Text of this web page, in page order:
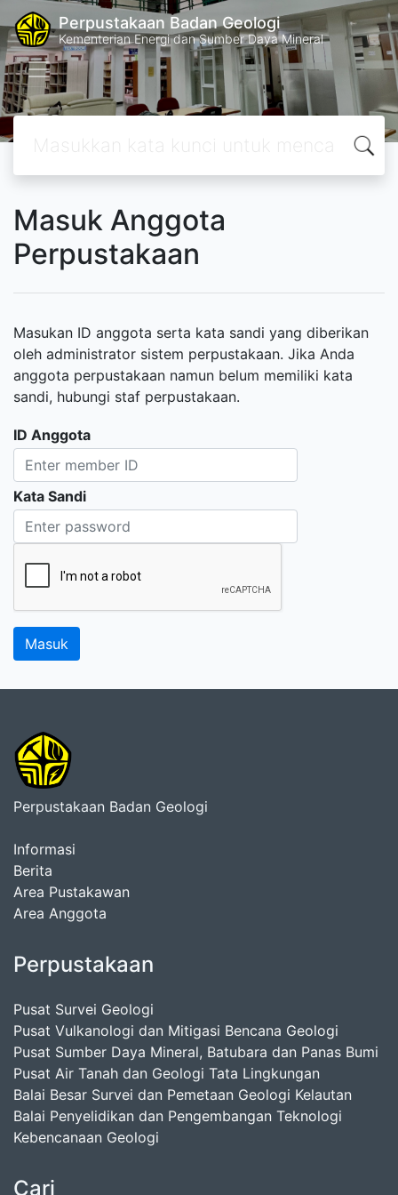
Perpustakaan Badan Geologi
Kementerian Energi dan Sumber Daya Mineral
Masuk Anggota
Perpustakaan
Masukan ID anggota serta kata sandi yang diberikan
oleh administrator sistem perpustakaan. Jika Anda
anggota perpustakaan namun belum memiliki kata
sandi, hubungi staf perpustakaan.
ID Anggota
Kata Sandi
Perpustakaan Badan Geologi
Informasi
Berita
Area Pustakawan
Area Anggota
Perpustakaan
Pusat Survei Geologi
Pusat Vulkanologi dan Mitigasi Bencana Geologi
Pusat Sumber Daya Mineral, Batubara dan Panas Bumi
Pusat Air Tanah dan Geologi Tata Lingkungan
Balai Besar Survei dan Pemetaan Geologi Kelautan
Balai Penyelidikan dan Pengembangan Teknologi
Kebencanaan Geologi
Cari